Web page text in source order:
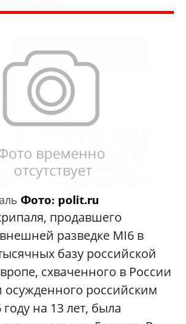
Фото: polit.ru
продавшего
разведке MI6 в
базу российской
схваченного в России
осужденного российским
на 13 лет, была